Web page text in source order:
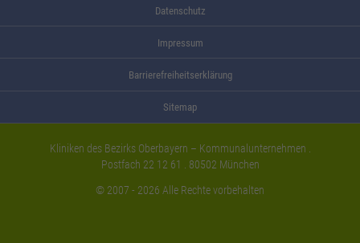
Datenschutz
Impressum
Barrierefreiheitserklärung
Sitemap
Kliniken des Bezirks Oberbayern – Kommunalunternehmen .
Postfach 22 12 61 . 80502 München
© 2007 - 2026 Alle Rechte vorbehalten